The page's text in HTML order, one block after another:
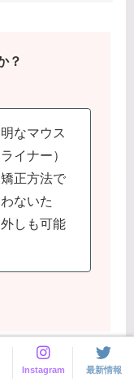
？
なマウス
イナー）
正方法で
ないた
しも可能
Instagram 最新情報